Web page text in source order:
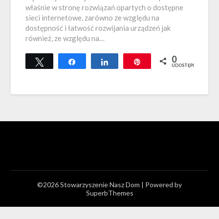
właśnie w stronę rozwiązań opartych o dostępne
sieci internetowe, zarówno ze względu na
dostępność i łatwość rozwijania urządzeń jak
również, ze względu na…
Tweetuj Udostępnij Udostępnij Przypnij 0
UDOSTĘPNIEŃ
©2026 Stowarzyszenie Nasz Dom | Powered by
SuperbThemes